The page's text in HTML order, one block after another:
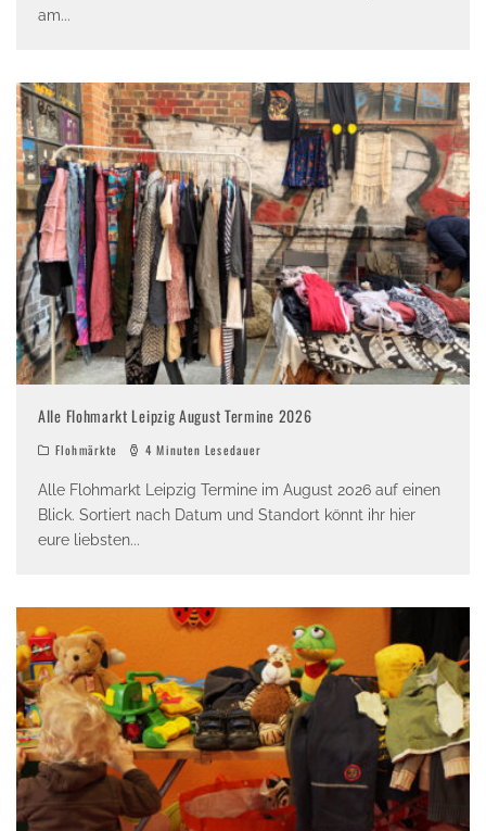
am...
Alle Flohmarkt Leipzig August Termine 2026
Flohmärkte 4 Minuten Lesedauer
Alle Flohmarkt Leipzig Termine im August 2026 auf einen
Blick. Sortiert nach Datum und Standort könnt ihr hier
eure liebsten...